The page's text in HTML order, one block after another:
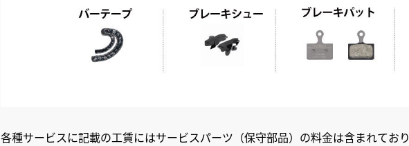
各種サービスに記載の工賃にはサービスパーツ（保守部品）の料金は含まれてお